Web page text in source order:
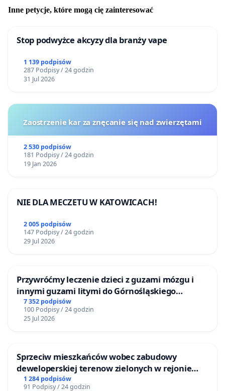
Inne petycje, które mogą cię zainteresować
Stop podwyżce akcyzy dla branży vape
1 139 podpisów
287 Podpisy / 24 godzin
31 Jul 2026
Zaostrzenie kar za znęcanie się nad zwierzętami
2 530 podpisów
181 Podpisy / 24 godzin
19 Jan 2026
NIE DLA MECZETU W KATOWICACH!
2 005 podpisów
147 Podpisy / 24 godzin
29 Jul 2026
Przywróćmy leczenie dzieci z guzami mózgu i
innymi guzami litymi do Górnośląskiego
Centrum Zdrowia Dziecka w Katowicach
7 352 podpisów
100 Podpisy / 24 godzin
25 Jul 2026
Sprzeciw mieszkańców wobec zabudowy
deweloperskiej terenow zielonych w rejonie
Bulwarów Straceńskich w Bielsku-Białej
1 284 podpisów
91 Podpisy / 24 godzin